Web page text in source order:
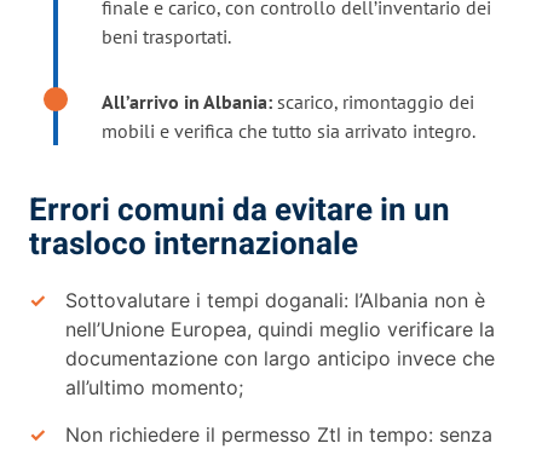
finale e carico, con controllo dell’inventario dei
beni trasportati.
All’arrivo in Albania: scarico, rimontaggio dei
mobili e verifica che tutto sia arrivato integro.
Errori comuni da evitare in un
trasloco internazionale
Sottovalutare i tempi doganali: l’Albania non è
nell’Unione Europea, quindi meglio verificare la
documentazione con largo anticipo invece che
all’ultimo momento;
Non richiedere il permesso Ztl in tempo: senza